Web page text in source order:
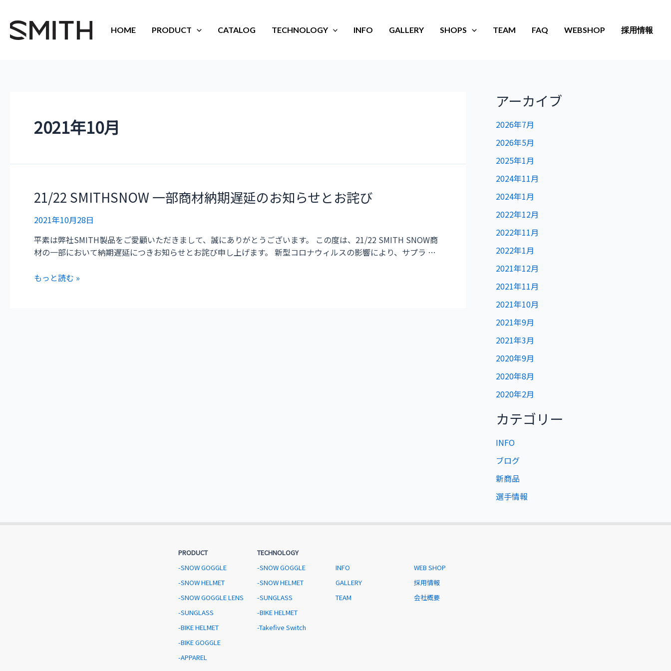
HOME PRODUCT CATALOG TECHNOLOGY INFO GALLERY SHOPS TEAM FAQ WEBSHOP 採用情報
2021年10月
21/22 SMITHSNOW 一部商材納期遅延のお知らせとお詫び
2021年10月28日
平素は弊社SMITH製品をご愛顧いただきまして、誠にありがとうございます。 この度は、21/22 SMITH SNOW商
材の一部において納期遅延につきお知らせとお詫び申し上げます。 新型コロナウィルスの影響により、サプラ …
21/22
SMITHSNOW
一
商
材
期
もっと読む »
アーカイブ
2026年7月
2026年5月
2025年1月
2024年11月
2024年1月
2022年12月
2022年11月
2022年1月
2021年12月
2021年11月
2021年10月
2021年9月
2021年3月
2020年9月
2020年8月
2020年2月
カテゴリー
INFO
ブログ
新商品
選手情報
PRODUCT
-SNOW GOGGLE
-SNOW HELMET
-SNOW GOGGLE LENS
-SUNGLASS
-BIKE HELMET
-BIKE GOGGLE
-APPAREL
TECHNOLOGY
-SNOW GOGGLE
-SNOW HELMET
-SUNGLASS
-BIKE HELMET
-Takefive Switch
INFO
GALLERY
TEAM
WEB SHOP
採用情報
会社概要